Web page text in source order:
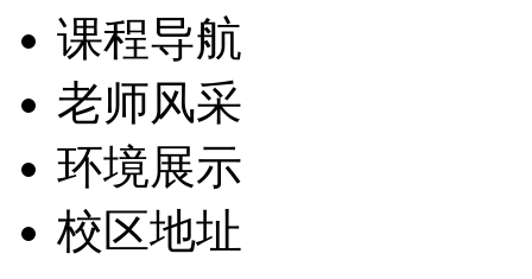
课程导航
老师风采
环境展示
校区地址